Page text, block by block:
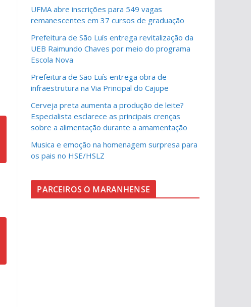
UFMA abre inscrições para 549 vagas
remanescentes em 37 cursos de graduação
Prefeitura de São Luís entrega revitalização da
UEB Raimundo Chaves por meio do programa
Escola Nova
Prefeitura de São Luís entrega obra de
infraestrutura na Via Principal do Cajupe
Cerveja preta aumenta a produção de leite?
Especialista esclarece as principais crenças
sobre a alimentação durante a amamentação
Musica e emoção na homenagem surpresa para
os pais no HSE/HSLZ
PARCEIROS O MARANHENSE